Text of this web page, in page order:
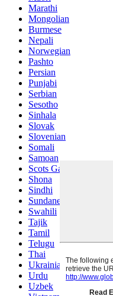
Marathi
Mongolian
Burmese
Nepali
Norwegian
Pashto
Persian
Punjabi
Serbian
Sesotho
Sinhala
Slovak
Slovenian
Somali
Samoan
Scots Gaelic
Shona
Sindhi
Sundanese
Swahili
Tajik
Tamil
Telugu
Thai
Ukrainian
Urdu
Uzbek